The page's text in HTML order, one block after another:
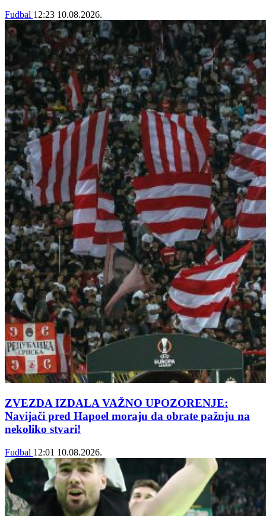
Fudbal 12:23 10.08.2026.
ZVEZDA IZDALA VAŽNO UPOZORENJE:
Navijači pred Hapoel moraju da obrate pažnju na
nekoliko stvari!
Fudbal 12:01 10.08.2026.